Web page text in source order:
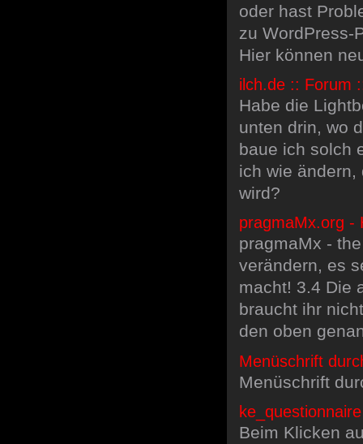
oder hast
zu WordPress-
Hier können
ilch.de :: Forum
Habe die
unten drin, wo
baue ich solch
ich wie
wird?
pragmaMx.org -
pragmaMx -
verändern, es
macht! 3.4 Die
braucht ihr
den oben
Menüschrift
Menüschrift
Beim Klicken